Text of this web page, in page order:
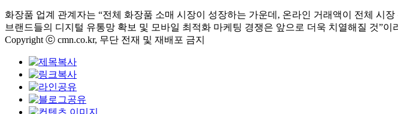
화장품 업계 관계자는 “전체 화장품 소매 시장이 성장하는 가운데, 온라인 거래액이 전체 시
브랜드들의 디지털 유통망 확보 및 모바일 최적화 마케팅 경쟁은 앞으로 더욱 치열해질 것”이
Copyright ⓒ cmn.co.kr, 무단 전재 및 재배포 금지